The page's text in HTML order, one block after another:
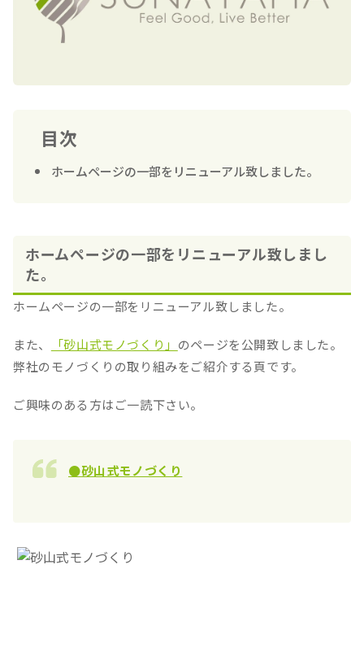
目次
ホームページの一部をリニューアル致しました。
ホームページの一部をリニューアル致しまし
た。
ホームページの一部をリニューアル致しました。
また、 「砂山式モノづくり」 のページを公開致しました。
弊社のモノづくりの取り組みをご紹介する頁です。
ご興味のある方はご一読下さい。
●砂山式モノづくり